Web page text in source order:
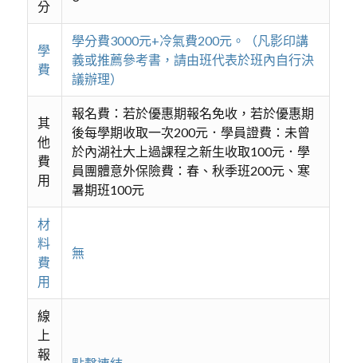
分
學
費
學分費3000元+冷氣費200元。（凡影印講
義或推薦參考書，請由班代表於班內自行決
議辦理）
其
他
費
用
報名費：若於優惠期報名免收，若於優惠期
後每學期收取一次200元．學員證費：未曾
於內湖社大上過課程之新生收取100元．學
員團體意外保險費：春、秋季班200元、寒
暑期班100元
材
料
費
用
無
線
上
報